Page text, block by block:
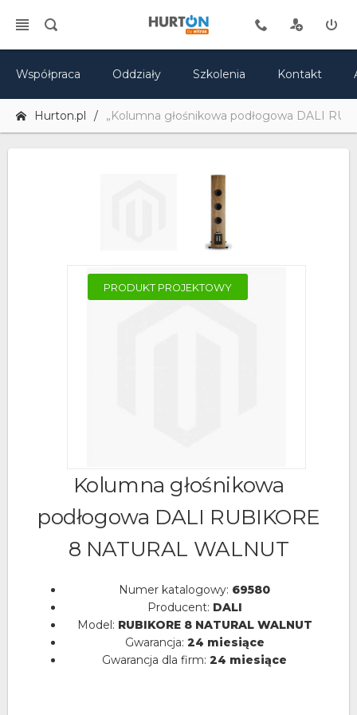
Współpraca Oddziały Szkolenia Kontakt
Hurton.pl „Kolumna głośnikowa podłogowa DALI
PRODUKT PROJEKTOWY
Kolumna głośnikowa
podłogowa DALI RUBIKORE
8 NATURAL WALNUT
Numer katalogowy: 69580
Producent: DALI
Model: RUBIKORE 8 NATURAL WALNUT
Gwarancja: 24 miesiące
Gwarancja dla firm: 24 miesiące